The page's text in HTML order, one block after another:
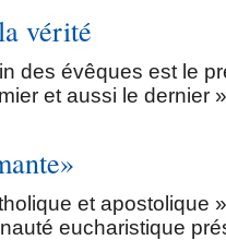
vérité
des évêques est le
et aussi le dernier
et apostolique
eucharistique